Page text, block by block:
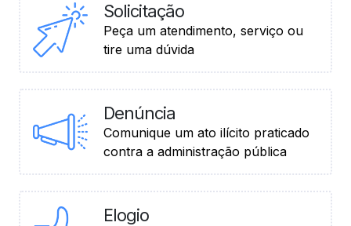
Solicitação
Peça um atendimento, serviço ou
tire uma dúvida
Denúncia
Comunique um ato ilícito praticado
contra a administração pública
Elogio